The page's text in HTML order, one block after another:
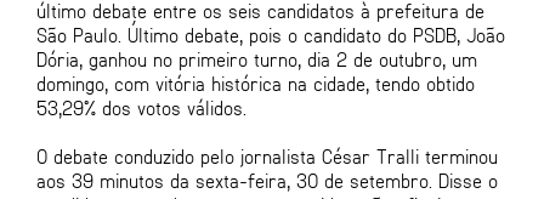
último debate entre os seis candidatos à prefeitura de
São Paulo. Último debate, pois o candidato do PSDB, João
Dória, ganhou no primeiro turno, dia 2 de outubro, um
domingo, com vitória histórica na cidade, tendo obtido
53,29% dos votos válidos.
O debate conduzido pelo jornalista César Tralli terminou
aos 39 minutos da sexta-feira, 30 de setembro. Disse o